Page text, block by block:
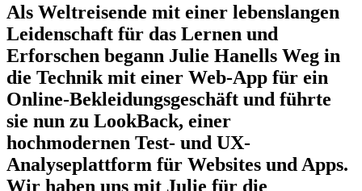
Als Weltreisende mit einer lebenslangen
Leidenschaft für das Lernen und
Erforschen begann Julie Hanells Weg in
die Technik mit einer Web-App für ein
Online-Bekleidungsgeschäft und führte
sie nun zu LookBack, einer
hochmodernen Test- und UX-
Analyseplattform für Websites und Apps.
Wir haben uns mit Julie für die